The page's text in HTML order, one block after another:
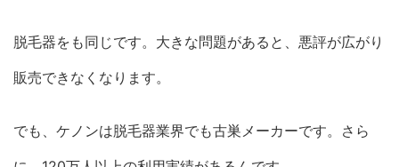
脱毛器をも同じです。大きな問題があると、悪評が広がり
販売できなくなります。
でも、ケノンは脱毛器業界でも古巣メーカーです。さら